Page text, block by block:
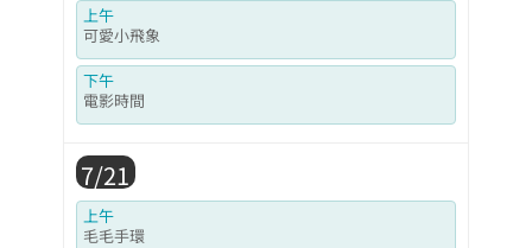
上午
可愛小飛象
下午
電影時間
7/21
上午
毛毛手環